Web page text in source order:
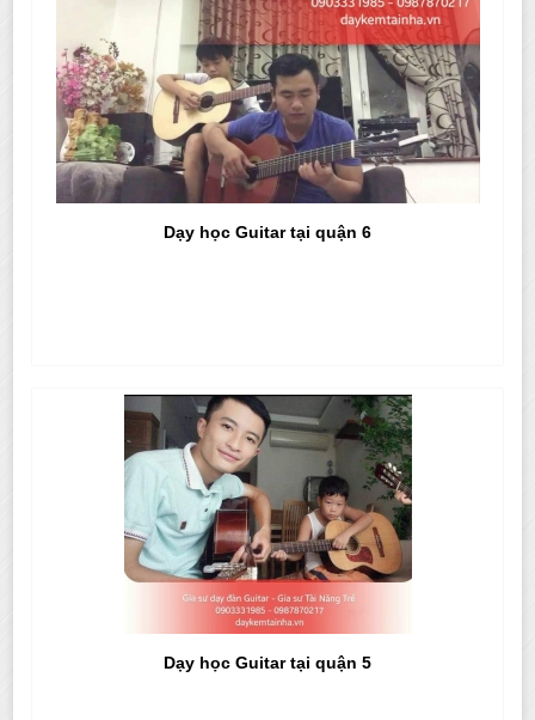
Dạy học Guitar tại quận 6
Dạy học Guitar tại quận 5